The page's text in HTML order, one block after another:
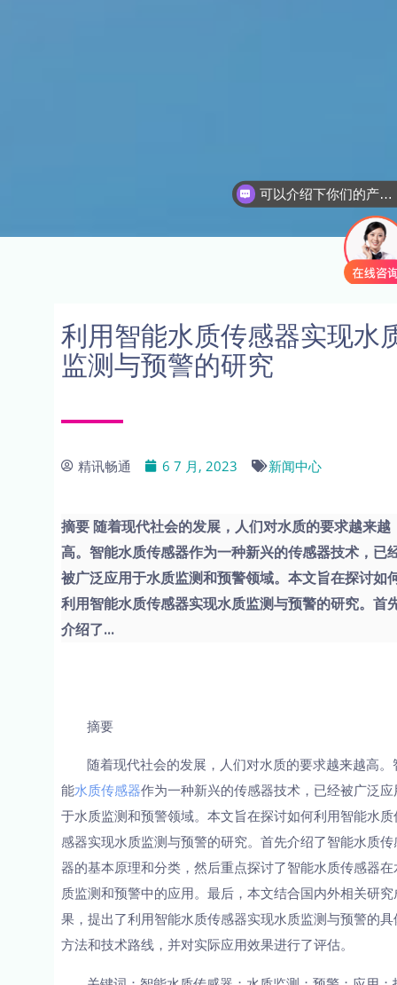
利用智能水质传感器实现水
监测与预警的研究
精讯畅通 6 7 月, 2023 新闻中心
摘要 随着现代社会的发展，人们对水质的要求越来越
高。智能水质传感器作为一种新兴的传感器技术，已
被广泛应用于水质监测和预警领域。本文旨在探讨如
利用智能水质传感器实现水质监测与预警的研究。首
介绍了...
摘要
随着现代社会的发展，人们对水质的要求越来越高。
能水质传感器作为一种新兴的传感器技术，已经被广泛应
于水质监测和预警领域。本文旨在探讨如何利用智能水质
感器实现水质监测与预警的研究。首先介绍了智能水质传
器的基本原理和分类，然后重点探讨了智能水质传感器在
质监测和预警中的应用。最后，本文结合国内外相关研究
果，提出了利用智能水质传感器实现水质监测与预警的具
方法和技术路线，并对实际应用效果进行了评估。
可以介绍下你们的产品么
你们是怎么收费的